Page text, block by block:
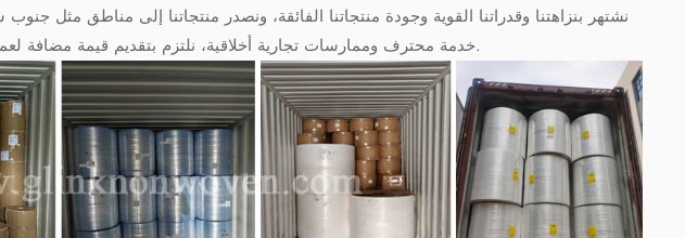
نشتهر بنزاهتنا وقدراتنا القوية وجودة منتجاتنا الفائقة، ونصدر منتجاتنا إلى مناطق مثل
خدمة محترف وممارسات تجارية أخلاقية، نلتزم بتقديم قيمة مضافة لعملائنا. نتطلع إلى شراكتكم معنا لمستقبل زاهر وناجح.